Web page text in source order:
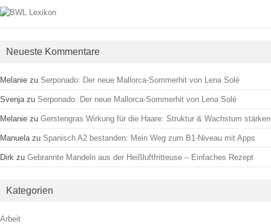
Neueste Kommentare
Melanie zu Serponado: Der neue Mallorca-Sommerhit von Lena Solé
Svenjazu Serponado: Der neue Mallorca-Sommerhit von Lena Solé
Melanie zu Gerstengras Wirkung für die Haare: Struktur & Wachstum stärken
Manuelazu Spanisch A2 bestanden: Mein Weg zum B1-Niveau mit Apps
Dirk zu Gebrannte Mandeln aus der Heißluftfritteuse – Einfaches Rezept
Kategorien
Arbeit